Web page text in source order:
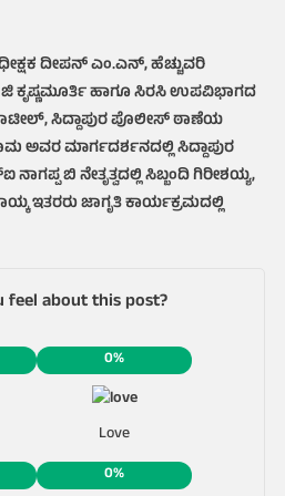
ದೀಪನ್ ಎಂ.ಎನ್, ಹೆಚ್ಚುವರಿ
ಕೃಷ್ಣಮೂರ್ತಿ ಹಾಗೂ ಸಿರಸಿ ಉಪವಿಭಾಗದ
ಸಿದ್ದಾಪುರ ಪೊಲೀಸ್ ಠಾಣೆಯ
ಅವರ ಮಾರ್ಗದರ್ಶನದಲ್ಲಿ ಸಿದ್ದಾಪುರ
ಬಿ ನೇತೃತ್ವದಲ್ಲಿ ಸಿಬ್ಬಂದಿ ಗಿರೀಶಯ್ಯ,
ಇತರರು ಜಾಗೃತಿ ಕಾರ್ಯಕ್ರಮದಲ್ಲಿ
feel about this post?
0%
Love
0%